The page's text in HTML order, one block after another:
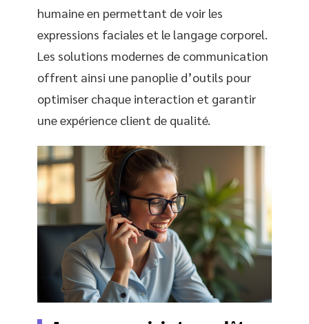
humaine en permettant de voir les
expressions faciales et le langage corporel.
Les solutions modernes de communication
offrent ainsi une panoplie d’outils pour
optimiser chaque interaction et garantir
une expérience client de qualité.